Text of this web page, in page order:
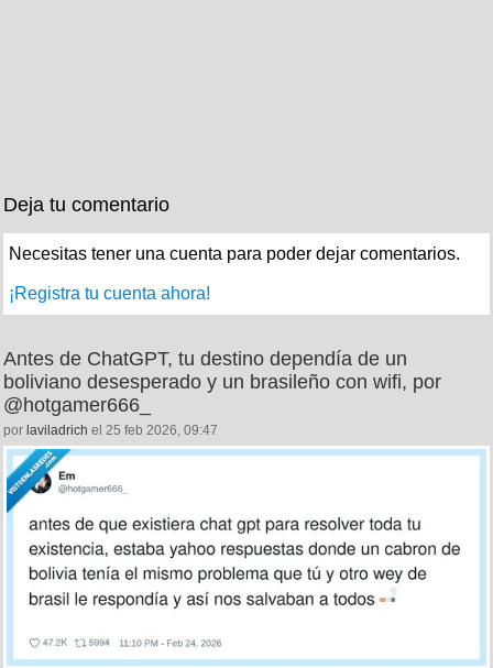
Deja tu comentario
Necesitas tener una cuenta para poder dejar comentarios.
¡Registra tu cuenta ahora!
Antes de ChatGPT, tu destino dependía de un
boliviano desesperado y un brasileño con wifi, por
@hotgamer666_
por laviladrich el 25 feb 2026, 09:47